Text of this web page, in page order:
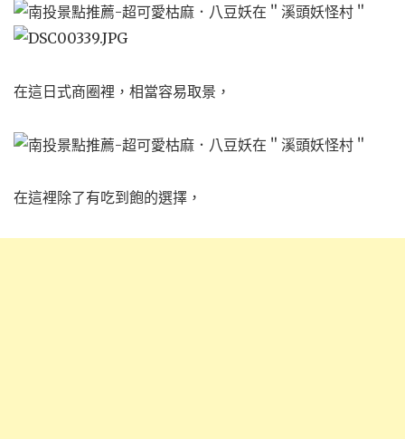
在這日式商圈裡，相當容易取景，
在這裡除了有吃到飽的選擇，